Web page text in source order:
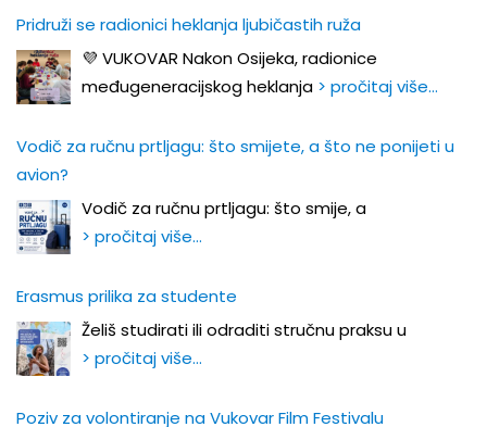
Pridruži se radionici heklanja ljubičastih ruža
💜 VUKOVAR Nakon Osijeka, radionice
međugeneracijskog heklanja > pročitaj više…
Vodič za ručnu prtljagu: što smijete, a što ne ponijeti u
avion?
Vodič za ručnu prtljagu: što smije, a
> pročitaj više…
Erasmus prilika za studente
Želiš studirati ili odraditi stručnu praksu u
> pročitaj više…
Poziv za volontiranje na Vukovar Film Festivalu